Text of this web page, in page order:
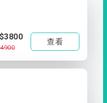
查看